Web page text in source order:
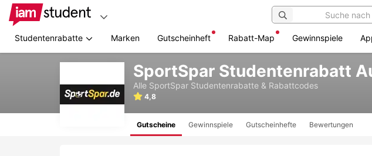
Studentenrabatte Marken Gutscheinheft Rabatt-Map Gewinnspiele
SportSpar Studentenrabatt
Alle SportSpar Studentenrabatte & Rabattcodes
4,8
Gutscheine Gewinnspiele Gutscheinhefte Bewertungen